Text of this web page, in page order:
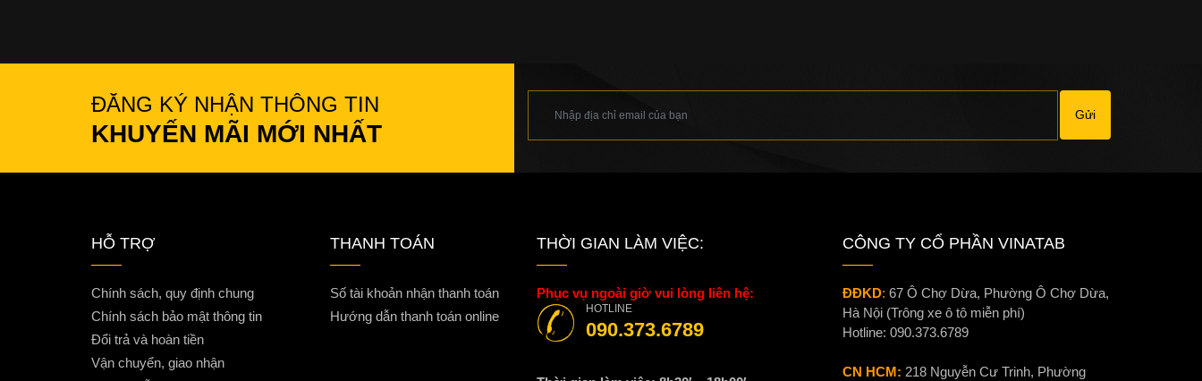
ĐĂNG KÝ NHẬN THÔNG TIN
KHUYẾN MÃI MỚI NHẤT
Gửi
HỖ TRỢ
Chính sách, quy định chung
Chính sách bảo mật thông tin
Đổi trả và hoàn tiền
Vận chuyển, giao nhận
THANH TOÁN
Số tài khoản nhận thanh toán
Hướng dẫn thanh toán online
THỜI GIAN LÀM VIỆC:
Phục vụ ngoài giờ vui lòng liên hệ:
HOTLINE
090.373.6789
CÔNG TY CỔ PHẦN VINATAB
ĐĐKD: 67 Ô Chợ Dừa, Phường Ô Chợ Dừa,
Hà Nội (Trông xe ô tô miễn phí)
Hotline: 090.373.6789
CN HCM: 218 Nguyễn Cư Trinh, Phường